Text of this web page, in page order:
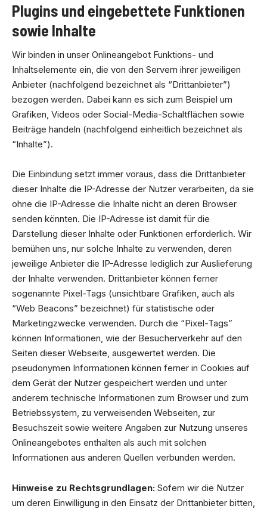
Plugins und eingebettete Funktionen
sowie Inhalte
Wir binden in unser Onlineangebot Funktions- und
Inhaltselemente ein, die von den Servern ihrer jeweiligen
Anbieter (nachfolgend bezeichnet als “Drittanbieter”)
bezogen werden. Dabei kann es sich zum Beispiel um
Grafiken, Videos oder Social-Media-Schaltflächen sowie
Beiträge handeln (nachfolgend einheitlich bezeichnet als
“Inhalte”).
Die Einbindung setzt immer voraus, dass die Drittanbieter
dieser Inhalte die IP-Adresse der Nutzer verarbeiten, da sie
ohne die IP-Adresse die Inhalte nicht an deren Browser
senden könnten. Die IP-Adresse ist damit für die
Darstellung dieser Inhalte oder Funktionen erforderlich. Wir
bemühen uns, nur solche Inhalte zu verwenden, deren
jeweilige Anbieter die IP-Adresse lediglich zur Auslieferung
der Inhalte verwenden. Drittanbieter können ferner
sogenannte Pixel-Tags (unsichtbare Grafiken, auch als
“Web Beacons” bezeichnet) für statistische oder
Marketingzwecke verwenden. Durch die “Pixel-Tags”
können Informationen, wie der Besucherverkehr auf den
Seiten dieser Webseite, ausgewertet werden. Die
pseudonymen Informationen können ferner in Cookies auf
dem Gerät der Nutzer gespeichert werden und unter
anderem technische Informationen zum Browser und zum
Betriebssystem, zu verweisenden Webseiten, zur
Besuchszeit sowie weitere Angaben zur Nutzung unseres
Onlineangebotes enthalten als auch mit solchen
Informationen aus anderen Quellen verbunden werden.
Hinweise zu Rechtsgrundlagen: Sofern wir die Nutzer
um deren Einwilligung in den Einsatz der Drittanbieter bitten,